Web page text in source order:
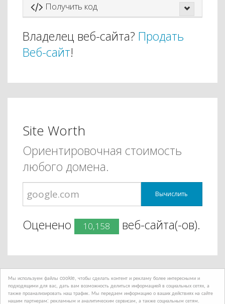
Мы используем файлы cookie, чтобы сделать контент и рекламу более интересными и
подходящими для вас, дать вам возможность делиться информацией в социальных сетях, а
также проанализировать наш трафик. Мы передаем информацию о ваших действиях на сайте
нашим партнерам: рекламным и аналитическим сервисам, а также социальным сетям.
Получить код
Владелец веб-сайта? Продать
Веб-сайт!
Site Worth
Ориентировочная стоимость
любого домена.
Вычислить
Оценено 10,158 веб-сайта(-ов).